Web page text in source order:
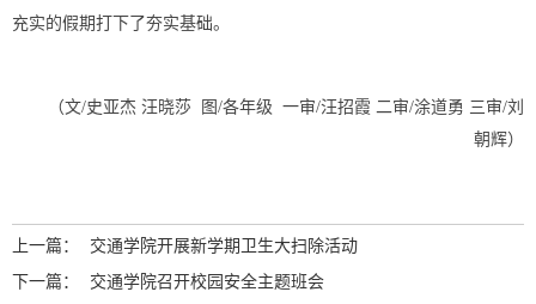
充实的假期打下了夯实基础。
（文/史亚杰 汪晓莎 图/各年级 一审/汪招霞 二审/涂道勇 三审/刘
朝辉）
上一篇：
交通学院开展新学期卫生大扫除活动
下一篇：
交通学院召开校园安全主题班会